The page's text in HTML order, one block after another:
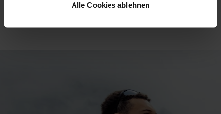
Alle Cookies ablehnen
15°
15°
5°